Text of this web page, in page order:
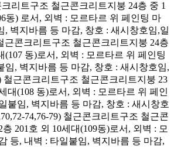
크리트구조 철근콘크리트지붕 24층 중 1
동) 로서, 외벽 : 모르타르 위 페인팅 마
, 벽지바름 등 마감, 창호 : 새시창호임,일
근콘크리트구조 철근콘크리트지붕 24층
(107 동)로서, 외벽 : 모르타르 위 페인팅
임, 벽지바름 등 마감, 창호 : 새시창호임,
철근콘크리트구조 철근콘크리트지붕 23
대(108 동)로서, 외벽 : 모르타르 위 페인
붙임, 벽지바름 등 마감, 창호 : 새시창호
74,76-79) 철근콘크리트구조 철근콘
201호 외 10세대(109동)로서, 외벽 : 모
등, 내벽 : 타일붙임, 벽지바름 등 마감,